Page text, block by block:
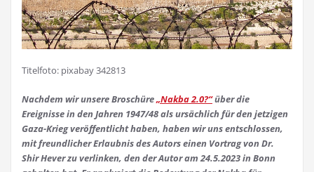
Titelfoto: pixabay 342813
Nachdem wir unsere Broschüre„Nakba 2.0?“über die
Ereignisse in den Jahren 1947/48 als ursächlich für den jetzigen
Gaza-Krieg veröffentlicht haben, haben wir uns entschlossen,
mit freundlicher Erlaubnis des Autors einen Vortrag von Dr.
Shir Hever zu verlinken, den der Autor am 24.5.2023 in Bonn